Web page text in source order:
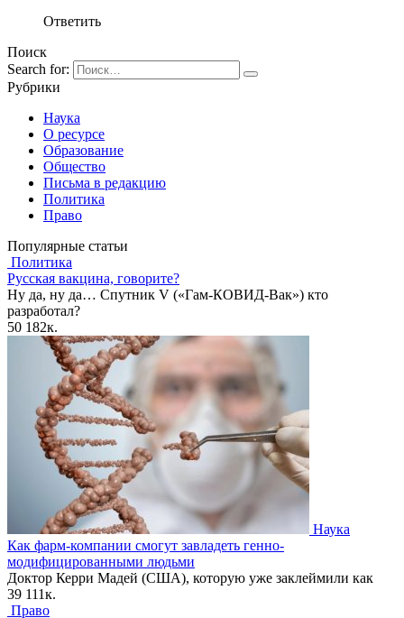
Ответить
Поиск
Search for:
Рубрики
Наука
О ресурсе
Образование
Общество
Письма в редакцию
Политика
Право
Популярные статьи
Политика
Русская вакцина, говорите?
Ну да, ну да… Спутник V («Гам-КОВИД-Вак») кто
разработал?
50 182к.
Наука
Как фарм-компании смогут завладеть генно-
модифицированными людьми
Доктор Керри Мадей (США), которую уже заклеймили как
39 111к.
Право